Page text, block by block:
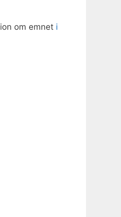
om emnet i